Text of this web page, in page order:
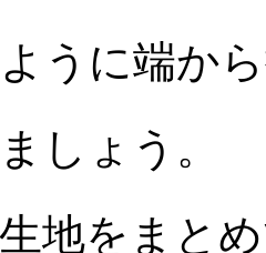
うに端か
しょう。
地をまと